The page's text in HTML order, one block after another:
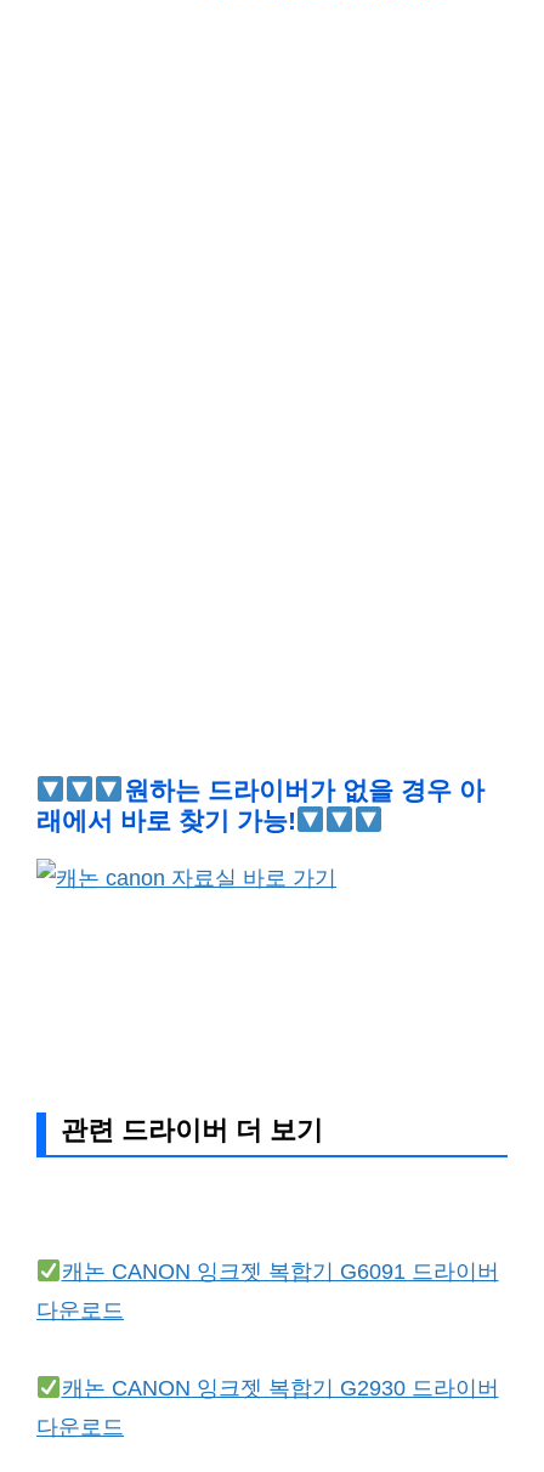
원하는 드라이버가 없을 경우 아
래에서 바로 찾기 가능!
관련 드라이버 더 보기
캐논 CANON 잉크젯 복합기 G6091 드라이버
다운로드
캐논 CANON 잉크젯 복합기 G2930 드라이버
다운로드